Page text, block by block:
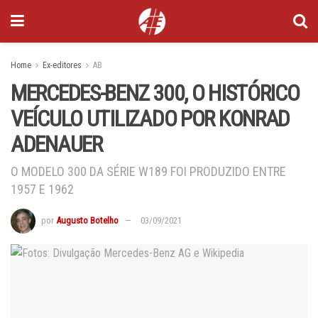
Home Ex-editores AB
MERCEDES-BENZ 300, O HISTÓRICO
VEÍCULO UTILIZADO POR KONRAD
ADENAUER
O MODELO 300 DA SÉRIE W189 FOI PRODUZIDO ENTRE
1957 E 1962
por Augusto Botelho 03/09/2021